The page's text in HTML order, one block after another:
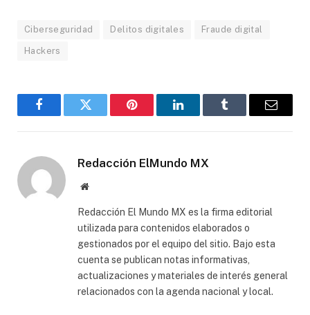
Ciberseguridad Delitos digitales Fraude digital
Hackers
FacebookGorjeo Pinterest LinkedInTumblr
Correo
Redacción ElMundo MX
Sitio
Redacción El Mundo MX es la firma editorial
utilizada para contenidos elaborados o
gestionados por el equipo del sitio. Bajo esta
cuenta se publican notas informativas,
actualizaciones y materiales de interés general
relacionados con la agenda nacional y local.